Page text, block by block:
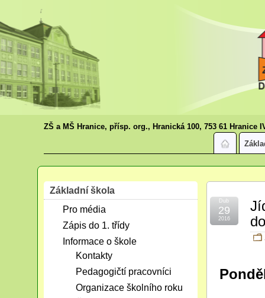
ZŠ a MŠ Hranice, přísp. org., Hranická 100, 753 61 Hranice
Dub
29
2016
Základní škola
Pro média
Zápis do 1. třídy
Informace o škole
Kontakty
Pedagogičtí pracovníci
Organizace školního roku